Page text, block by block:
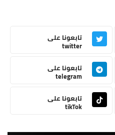
تابعونا على
twitter
تابعونا على
telegram
تابعونا على
tikTok